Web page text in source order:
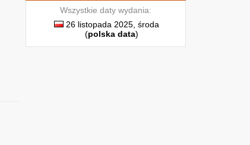
Wszystkie daty wydania:
26 listopada 2025, środa
(polska data)